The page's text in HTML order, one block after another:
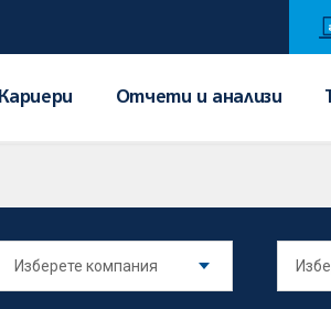
Кариери Отчети и анализи